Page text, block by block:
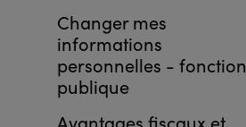
Changer mes
informations
personnelles - fonction
publique